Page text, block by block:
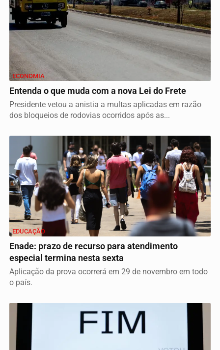
ECONOMIA
Entenda o que muda com a nova Lei do Frete
Presidente vetou a anistia a multas aplicadas em razão
dos bloqueios de rodovias ocorridos após as...
EDUCAÇÃO
Enade: prazo de recurso para atendimento
especial termina nesta sexta
Aplicação da prova ocorrerá em 29 de novembro em todo
o país.